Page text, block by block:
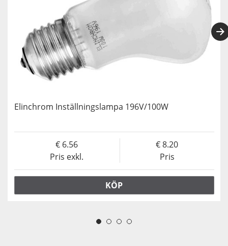
Elinchrom Inställningslampa 196V/100W
Pris exkl.
6.56
Pris
8.20
KÖP